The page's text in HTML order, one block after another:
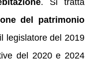
. Si tratta
del patrimonio
legislatore del 2019
del 2020 e 2024